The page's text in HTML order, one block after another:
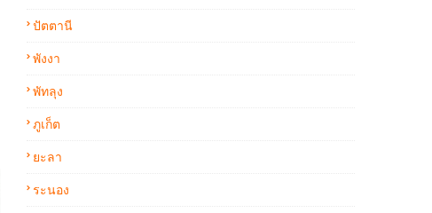
ปัตตานี
พังงา
พัทลุง
ภูเก็ต
ยะลา
ระนอง